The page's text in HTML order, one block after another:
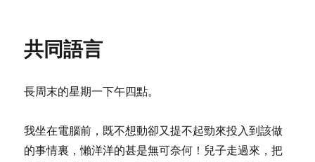
共同語言
長周末的星期一下午四點。
我坐在電腦前，既不想動卻又提不起勁來投入到該做
的事情裏，懶洋洋的甚是無可奈何！兒子走過來，把